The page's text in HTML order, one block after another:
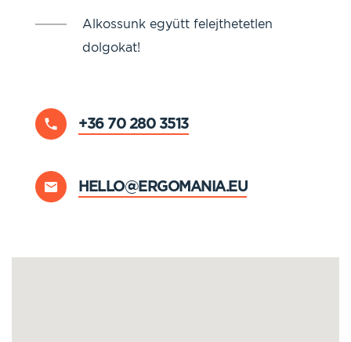
Alkossunk együtt felejthetetlen
dolgokat!
+36 70 280 3513
HELLO@ERGOMANIA.EU